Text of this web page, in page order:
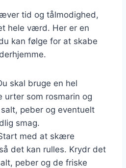
tid og tålmodighed,
hele værd. Her er en
kan følge for at skabe
skal bruge en hel
urter som rosmarin og
peber og eventuelt
smag.
med at skære
det kan rulles. Krydr det
peber og de friske